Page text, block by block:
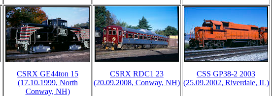
CSRX GE44ton 15
(17.10.1999, North
Conway, NH)
CSRX RDC1 23
(20.09.2008, Conway, NH)
CSS GP38-2 2003
(25.09.2002, Riverdale, IL)